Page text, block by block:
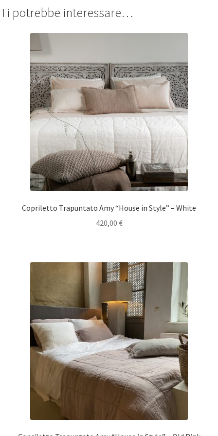
Ti potrebbe interessare…
Copriletto Trapuntato Amy “House in Style” – White
420,00 €